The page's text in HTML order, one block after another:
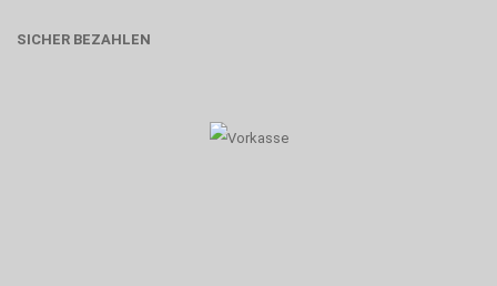
SICHER BEZAHLEN